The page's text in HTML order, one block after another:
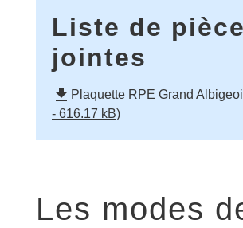
Liste de
jointes
file_download Plaquette RPE Grand
- 616.17 kB)
Les modes